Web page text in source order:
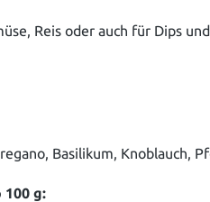
Reis oder auch für Dips
Basilikum, Knoblauch,
g: